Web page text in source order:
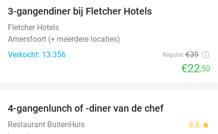
3-gangendiner bij Fletcher Hotels
Fletcher Hotels
Amersfoort (+ meerdere locaties)
Verkocht: 13.356
Regulier €39
€22,50
4-gangenlunch of -diner van de chef
Restaurant BuitenHuis 8.6 star